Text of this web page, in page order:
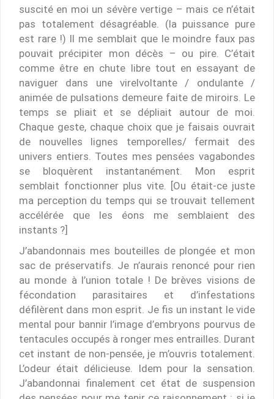
suscité en moi un sévère vertige – mais ce n’était
pas totalement désagréable. (la puissance pure
est rare !) Il me semblait que le moindre faux pas
pouvait précipiter mon décès – ou pire. C’était
comme être en chute libre tout en essayant de
naviguer dans une virelvoltante / ondulante /
animée de pulsations demeure faite de miroirs. Le
temps se pliait et se dépliait autour de moi.
Chaque geste, chaque choix que je faisais ouvrait
de nouvelles lignes temporelles/ fermait des
univers entiers. Toutes mes pensées vagabondes
se bloquèrent instantanément. Mon esprit
semblait fonctionner plus vite. [Ou était-ce juste
ma perception du temps qui se trouvait tellement
accélérée que les éons me semblaient des
instants ?]
J’abandonnais mes bouteilles de plongée et mon
sac de préservatifs. Je n’aurais renoncé pour rien
au monde à l’union totale ! De brèves visions de
fécondation parasitaires et d’infestations
défilèrent dans mon esprit. Je fis un instant le vide
mental pour bannir l’image d’embryons pourvus de
tentacules occupés à ronger mes entrailles. Durant
cet instant de non-pensée, je m’ouvris totalement.
L’odeur était délicieuse. Idem pour la sensation.
J’abandonnai finalement cet état de suspension